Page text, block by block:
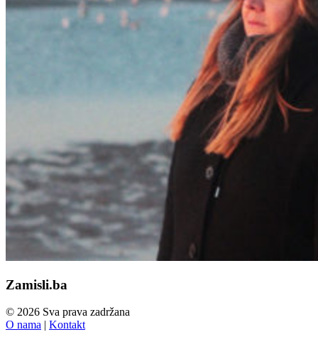
Zamisli.ba
© 2026 Sva prava zadržana
O nama | Kontakt